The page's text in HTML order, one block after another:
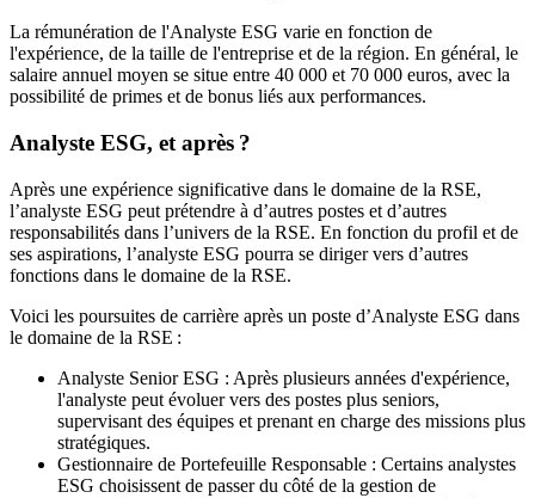
La rémunération de l'Analyste ESG varie en fonction de
l'expérience, de la taille de l'entreprise et de la région. En général, le
salaire annuel moyen se situe entre 40 000 et 70 000 euros, avec la
possibilité de primes et de bonus liés aux performances.
Analyste ESG, et après ?
Après une expérience significative dans le domaine de la RSE,
l’analyste ESG peut prétendre à d’autres postes et d’autres
responsabilités dans l’univers de la RSE. En fonction du profil et de
ses aspirations, l’analyste ESG pourra se diriger vers d’autres
fonctions dans le domaine de la RSE.
Voici les poursuites de carrière après un poste d’Analyste ESG dans
le domaine de la RSE :
Analyste Senior ESG : Après plusieurs années d'expérience,
l'analyste peut évoluer vers des postes plus seniors,
supervisant des équipes et prenant en charge des missions plus
stratégiques.
Gestionnaire de Portefeuille Responsable : Certains analystes
ESG choisissent de passer du côté de la gestion de